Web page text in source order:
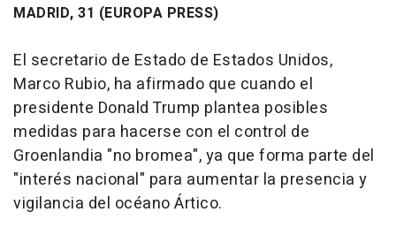
MADRID, 31 (EUROPA PRESS)
El secretario de Estado de Estados Unidos,
Marco Rubio, ha afirmado que cuando el
presidente Donald Trump plantea posibles
medidas para hacerse con el control de
Groenlandia "no bromea", ya que forma parte del
"interés nacional" para aumentar la presencia y
vigilancia del océano Ártico.